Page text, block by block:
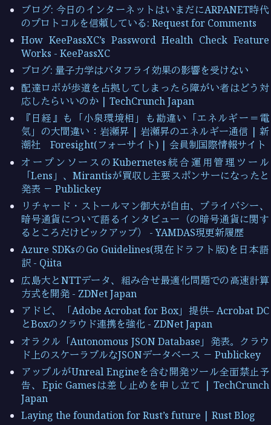
ブログ: 今日のインターネットはいまだにARPANET時代
のプロトコルを信頼している: Request for Comments
How KeePassXC’s Password Health Check Feature
Works - KeePassXC
ブログ: 量子力学はバタフライ効果の影響を受けない
配達ロボが歩道を占拠してしまったら障がい者はどう対
応したらいいのか | TechCrunch Japan
『日経』も「小泉環境相」も勘違い「エネルギー＝電
気」の大間違い：岩瀬昇 | 岩瀬昇のエネルギー通信 | 新
潮社 Foresight(フォーサイト) | 会員制国際情報サイト
オープンソースのKubernetes統合運用管理ツール
「Lens」、Mirantisが買収し主要スポンサーになったと
発表 － Publickey
リチャード・ストールマン御大が自由、プライバシー、
暗号通貨について語るインタビュー（の暗号通貨に関す
るところだけピックアップ） - YAMDAS現更新履歴
Azure SDKsのGo Guidelines(現在ドラフト版)を日本語
訳 - Qiita
広島大とNTTデータ、組み合せ最適化問題での高速計算
方式を開発 - ZDNet Japan
アドビ、「Adobe Acrobat for Box」提供– Acrobat DC
とBoxのクラウド連携を強化 - ZDNet Japan
オラクル「Autonomous JSON Database」発表。クラウ
ド上のスケーラブルなJSONデータベース － Publickey
アップルがUnreal Engineを含む開発ツール全面禁止予
告、Epic Gamesは差し止めを申し立て | TechCrunch
Japan
Laying the foundation for Rust’s future | Rust Blog